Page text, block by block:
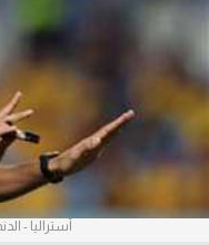
ركن الألعاب
بطولات
أستراليا -